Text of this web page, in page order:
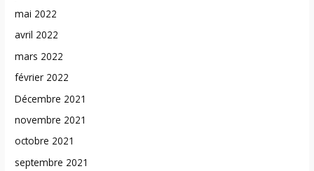
mai 2022
avril 2022
mars 2022
février 2022
Décembre 2021
novembre 2021
octobre 2021
septembre 2021